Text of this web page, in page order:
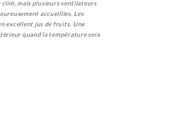
clim, mais plusieurs ventilateurs
accueillies. Les
excellent jus de fruits. Une
quand la température sera